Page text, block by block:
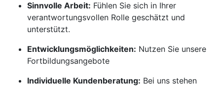
Sinnvolle Arbeit: Fühlen Sie sich in Ihrer
verantwortungsvollen Rolle geschätzt und
unterstützt.
Entwicklungsmöglichkeiten: Nutzen Sie unsere
Fortbildungsangebote
Individuelle Kundenberatung: Bei uns stehen